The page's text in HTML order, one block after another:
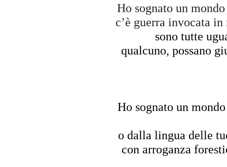
Ho sognato un
c’è guerra invocata
sono tutte
qualcuno, possano
Ho sognato un mondo
o dalla lingua delle
con arroganza